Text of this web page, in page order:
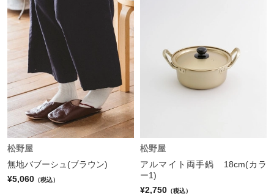
松野屋
無地バブーシュ(ブラウン)
¥5,060 （税込）
松野屋
アルマイト両手鍋 18cm(カラ
ー1)
¥2,750 （税込）